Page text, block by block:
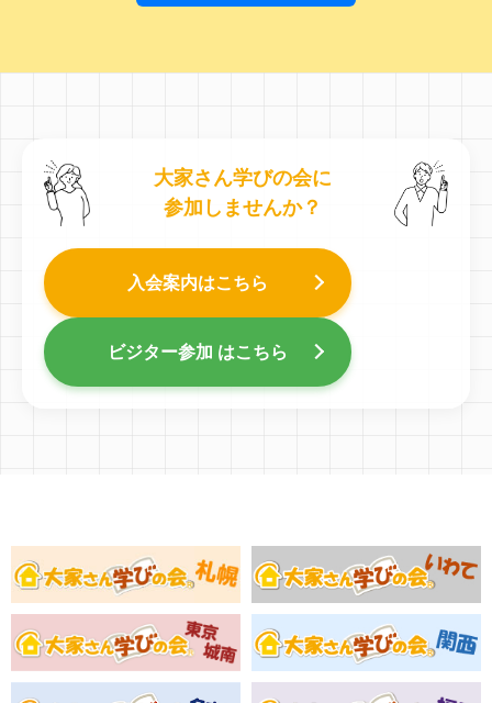
大家さん学びの会に
参加しませんか？
入会案内はこちら
ビジター参加 はこちら